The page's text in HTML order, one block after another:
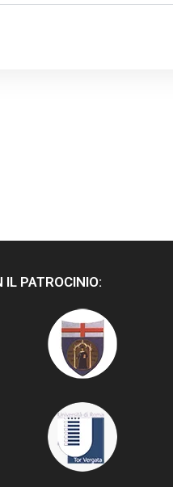
IL PATROCINIO: